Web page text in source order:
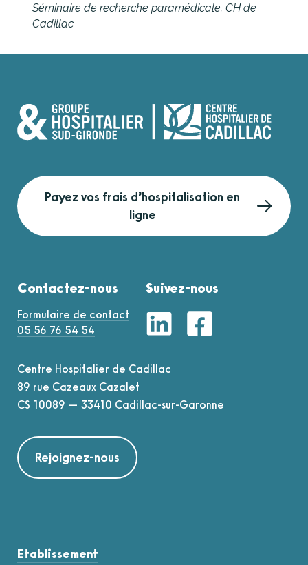
Séminaire de recherche paramédicale. CH de
Cadillac
Payez vos frais d’hospitalisation en
ligne
Contactez-nous
Formulaire de contact
05 56 76 54 54
Suivez-nous
Centre Hospitalier de Cadillac
89 rue Cazeaux Cazalet
CS 10089 — 33410 Cadillac-sur-Garonne
Rejoignez-nous
Etablissement